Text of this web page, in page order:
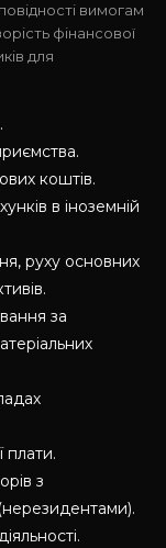
вимогам
фінансової
для
коштів.
в іноземній
руху основних
за
плати.
з